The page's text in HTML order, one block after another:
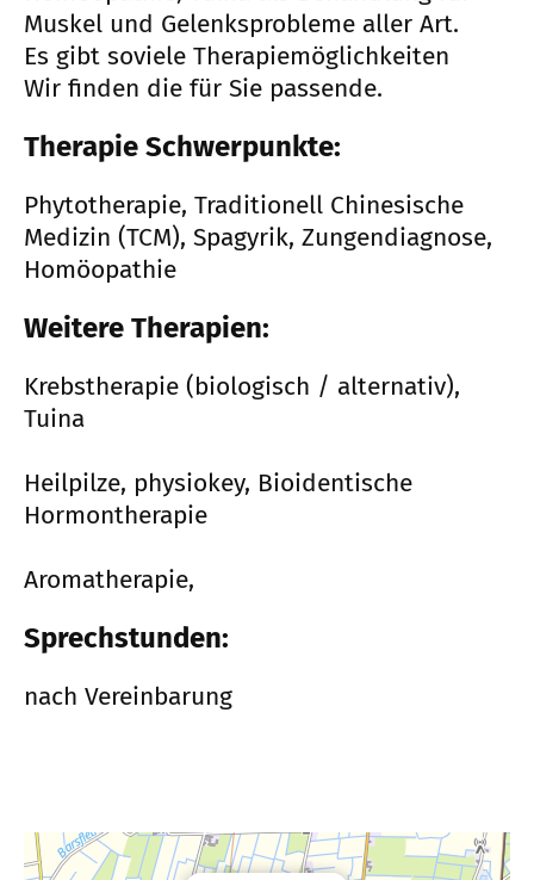
Muskel und Gelenksprobleme aller Art.
Es gibt soviele Therapiemöglichkeiten
Wir finden die für Sie passende.
Therapie Schwerpunkte:
Phytotherapie, Traditionell Chinesische
Medizin (TCM), Spagyrik, Zungendiagnose,
Homöopathie
Weitere Therapien:
Krebstherapie (biologisch / alternativ),
Tuina
Heilpilze, physiokey, Bioidentische
Hormontherapie
Aromatherapie,
Sprechstunden:
nach Vereinbarung